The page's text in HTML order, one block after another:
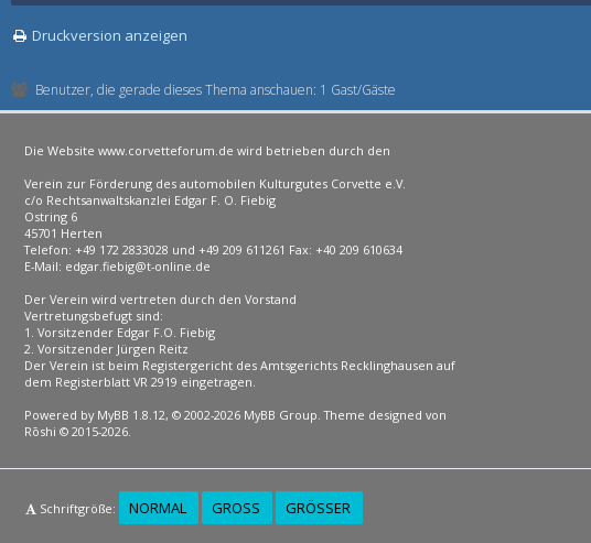
Druckversion anzeigen
Benutzer, die gerade dieses Thema anschauen: 1 Gast/Gäste
Die Website www.corvetteforum.de wird betrieben durch den
Verein zur Förderung des automobilen Kulturgutes Corvette e.V.
c/o Rechtsanwaltskanzlei Edgar F. O. Fiebig
Ostring 6
45701 Herten
Telefon: +49 172 2833028 und +49 209 611261 Fax: +40 209 610634
E-Mail: edgar.fiebig@t-online.de
Der Verein wird vertreten durch den Vorstand
Vertretungsbefugt sind:
1. Vorsitzender Edgar F.O. Fiebig
2. Vorsitzender Jürgen Reitz
Der Verein ist beim Registergericht des Amtsgerichts Recklinghausen auf
dem Registerblatt VR 2919 eingetragen.
Powered by MyBB 1.8.12, © 2002-2026 MyBB Group. Theme designed von
Rōshi © 2015-2026.
Schriftgröße: NORMAL GROSS GRÖSSER